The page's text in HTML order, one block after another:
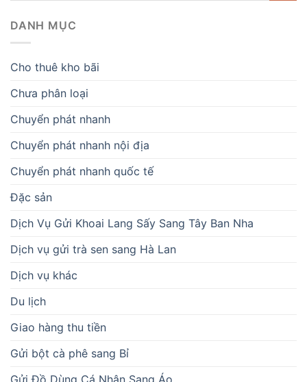
DANH MỤC
Cho thuê kho bãi
Chưa phân loại
Chuyển phát nhanh
Chuyển phát nhanh nội địa
Chuyển phát nhanh quốc tế
Đặc sản
Dịch Vụ Gửi Khoai Lang Sấy Sang Tây Ban Nha
Dịch vụ gửi trà sen sang Hà Lan
Dịch vụ khác
Du lịch
Giao hàng thu tiền
Gửi bột cà phê sang Bỉ
Gửi Đồ Dùng Cá Nhân Sang Áo